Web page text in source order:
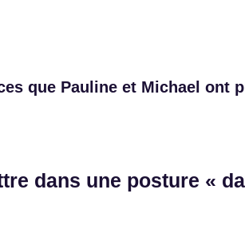
que Pauline et Michael ont
dans une posture «